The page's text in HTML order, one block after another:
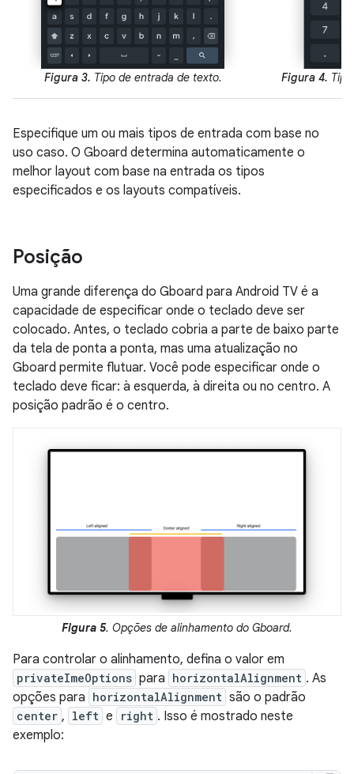
Figura 3. Tipo de entrada de texto. Figura 4.
Especifique um ou mais tipos de entrada com base no
uso caso. O Gboard determina automaticamente o
melhor layout com base na entrada os tipos
especificados e os layouts compatíveis.
Posição
Uma grande diferença do Gboard para Android TV é a
capacidade de especificar onde o teclado deve ser
colocado. Antes, o teclado cobria a parte de baixo parte
da tela de ponta a ponta, mas uma atualização no
Gboard permite flutuar. Você pode especificar onde o
teclado deve ficar: à esquerda, à direita ou no centro. A
posição padrão é o centro.
Figura 5. Opções de alinhamento do Gboard.
Para controlar o alinhamento, defina o valor em
privateImeOptions para horizontalAlignment . As
opções para horizontalAlignment são o padrão
center , left e right . Isso é mostrado neste
exemplo: